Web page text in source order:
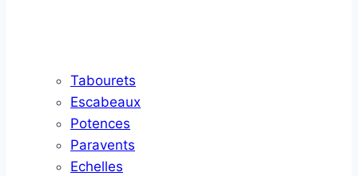
Tabourets
Escabeaux
Potences
Paravents
Echelles